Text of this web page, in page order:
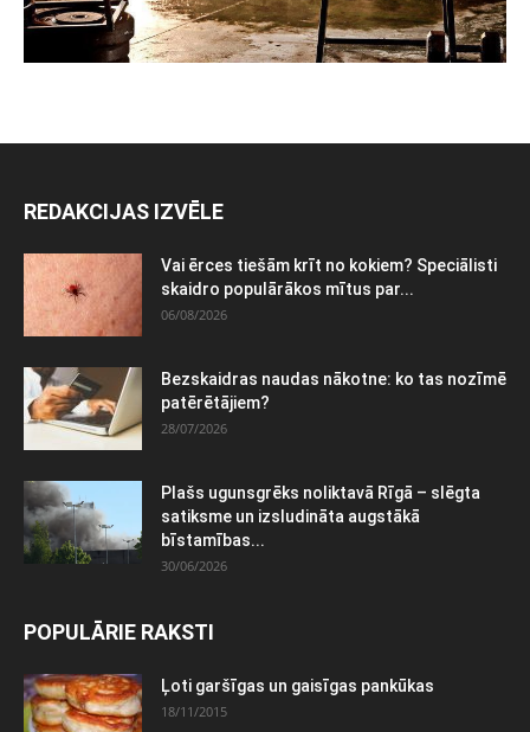
REDAKCIJAS IZVĒLE
Vai ērces tiešām krīt no kokiem? Speciālisti
skaidro populārākos mītus par...
06/08/2026
Bezskaidras naudas nākotne: ko tas nozīmē
patērētājiem?
28/07/2026
Plašs ugunsgrēks noliktavā Rīgā – slēgta
satiksme un izsludināta augstākā
bīstamības...
30/06/2026
POPULĀRIE RAKSTI
Ļoti garšīgas un gaisīgas pankūkas
18/11/2015